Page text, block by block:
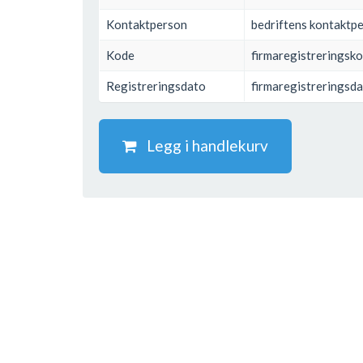
Kontaktperson bedriftens
Kode
Registreringsdato
Legg i handlekurv